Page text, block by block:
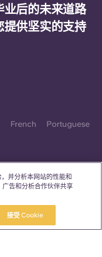
业后的未来道路
提供坚实的支持
French Portuguese
并分析本网站的性能和
告和分析合作伙伴共享
接受 Cookie